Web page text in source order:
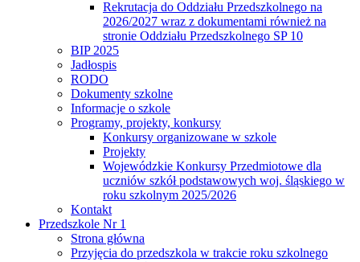
Rekrutacja do Oddziału Przedszkolnego na
2026/2027 wraz z dokumentami również na
stronie Oddziału Przedszkolnego SP 10
BIP 2025
Jadłospis
RODO
Dokumenty szkolne
Informacje o szkole
Programy, projekty, konkursy
Konkursy organizowane w szkole
Projekty
Wojewódzkie Konkursy Przedmiotowe dla
uczniów szkół podstawowych woj. śląskiego w
roku szkolnym 2025/2026
Kontakt
Przedszkole Nr 1
Strona główna
Przyjęcia do przedszkola w trakcie roku szkolnego